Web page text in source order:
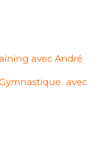
avec André
avec